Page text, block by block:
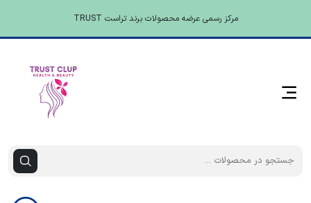
مرکز رسمی عرضه محصولات برند تراست TRUST